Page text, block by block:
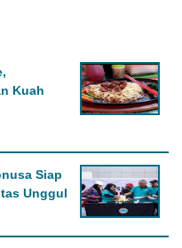
Kuah
Siap
Unggul